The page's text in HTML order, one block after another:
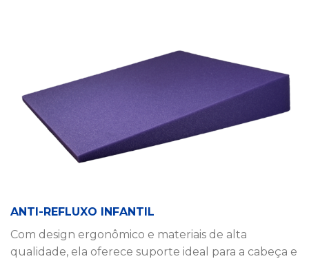
ANTI-REFLUXO INFANTIL
Com design ergonômico e materiais de alta
qualidade, ela oferece suporte ideal para a cabeça e